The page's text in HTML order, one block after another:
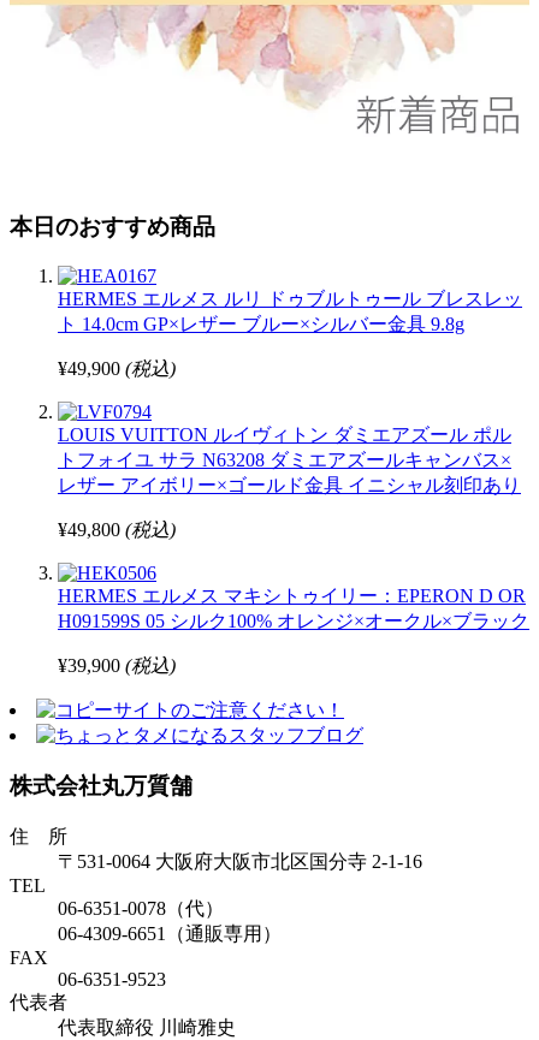
本日のおすすめ商品
HERMES エルメス ルリ ドゥブルトゥール ブレスレッ
ト 14.0cm GP×レザー ブルー×シルバー金具 9.8g
¥49,900 (税込)
LOUIS VUITTON ルイヴィトン ダミエアズール ポル
トフォイユ サラ N63208 ダミエアズールキャンバス×
レザー アイボリー×ゴールド金具 イニシャル刻印あり
¥49,800 (税込)
HERMES エルメス マキシトゥイリー：EPERON D OR
H091599S 05 シルク100% オレンジ×オークル×ブラック
¥39,900 (税込)
株式会社丸万質舗
住 所
〒531-0064 大阪府大阪市北区国分寺 2-1-16
TEL
06-6351-0078（代）
06-4309-6651（通販専用）
FAX
06-6351-9523
代表者
代表取締役 川崎雅史